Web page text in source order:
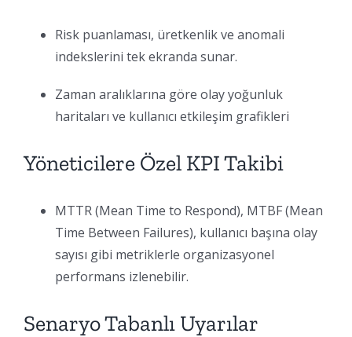
Risk puanlaması, üretkenlik ve anomali
indekslerini tek ekranda sunar.
Zaman aralıklarına göre olay yoğunluk
haritaları ve kullanıcı etkileşim grafikleri
Yöneticilere Özel KPI Takibi
MTTR (Mean Time to Respond), MTBF (Mean
Time Between Failures), kullanıcı başına olay
sayısı gibi metriklerle organizasyonel
performans izlenebilir.
Senaryo Tabanlı Uyarılar